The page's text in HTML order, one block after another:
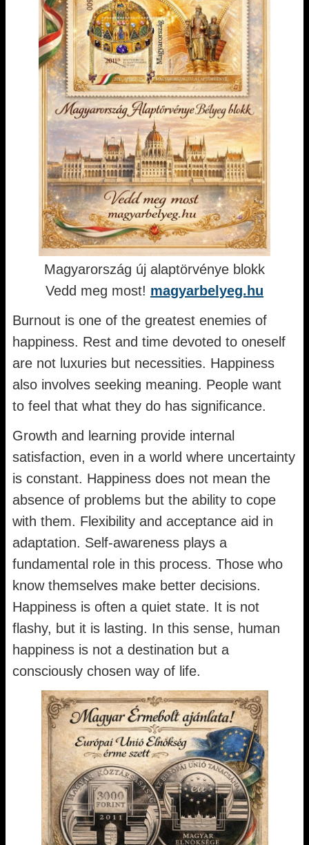
Magyarország új alaptörvénye blokk
Vedd meg most! magyarbelyeg.hu
Burnout is one of the greatest enemies of
happiness. Rest and time devoted to oneself
are not luxuries but necessities. Happiness
also involves seeking meaning. People want
to feel that what they do has significance.
Growth and learning provide internal
satisfaction, even in a world where uncertainty
is constant. Happiness does not mean the
absence of problems but the ability to cope
with them. Flexibility and acceptance aid in
adaptation. Self-awareness plays a
fundamental role in this process. Those who
know themselves make better decisions.
Happiness is often a quiet state. It is not
flashy, but it is lasting. In this sense, human
happiness is not a destination but a
consciously chosen way of life.